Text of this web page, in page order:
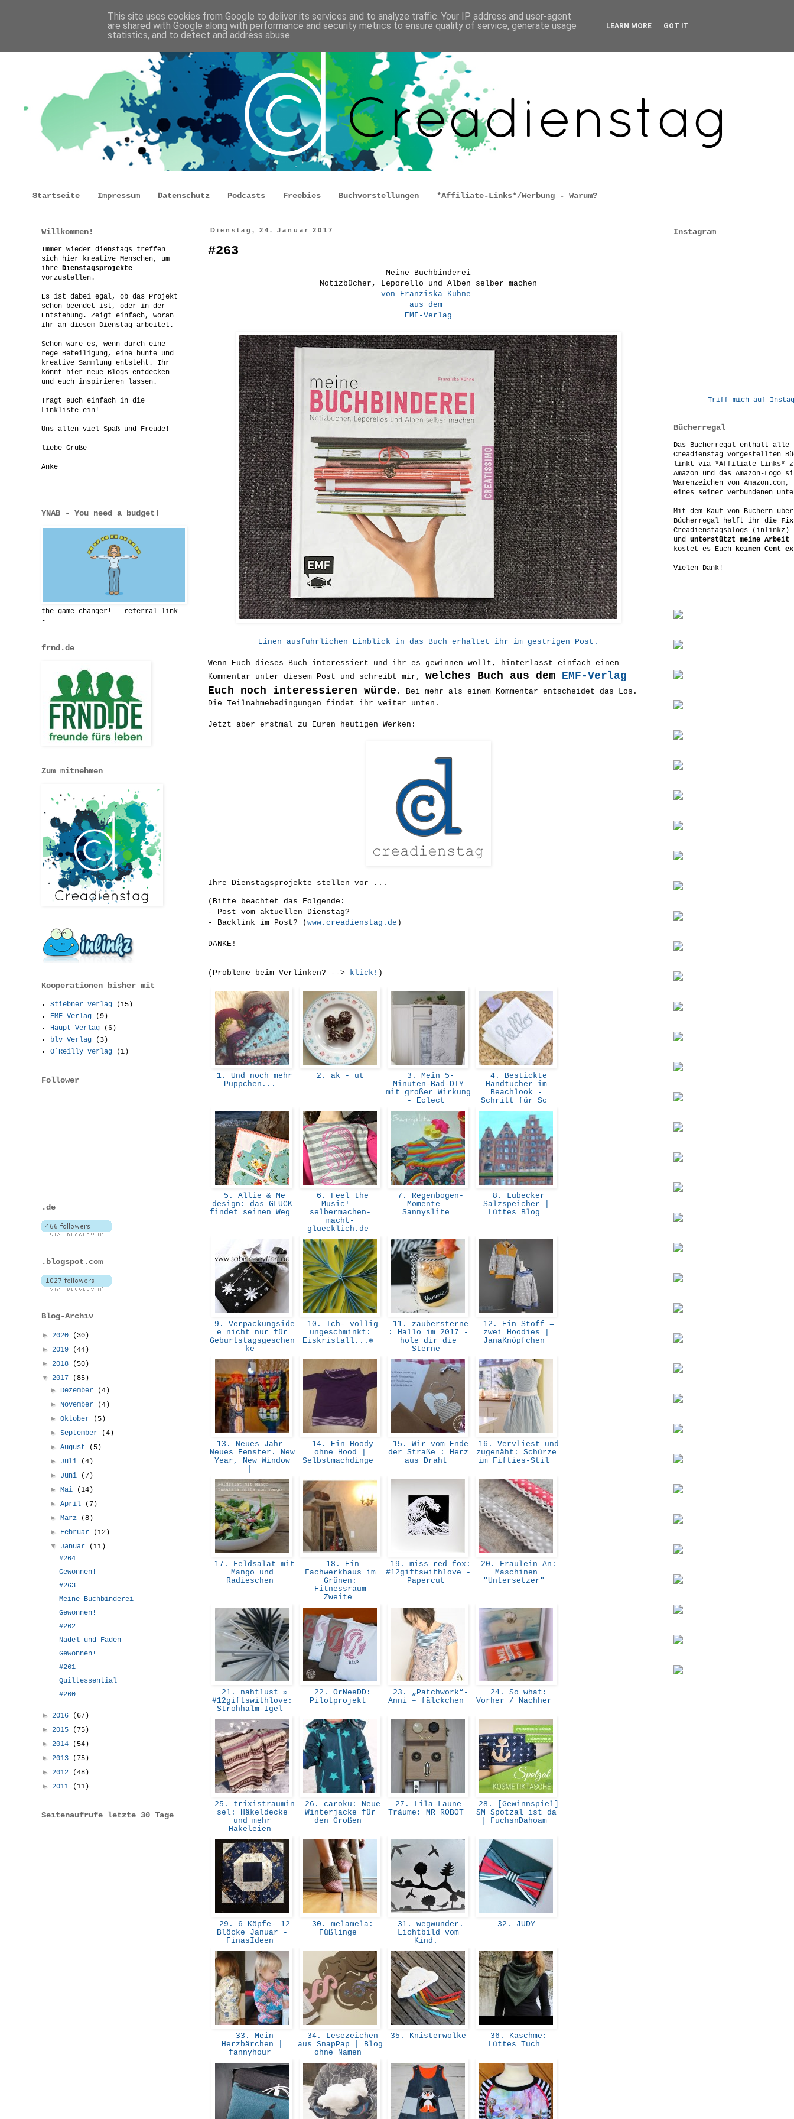
Startseite Impressum Datenschutz Podcasts Freebies Buchvorstellungen *Affiliate-Links*/Werbung - Warum?
Dienstag, 24. Januar 2017
#263
Meine Buchbinderei
Notizbücher, Leporello und Alben selber machen
von Franziska Kühne
aus dem
EMF-Verlag
Einen ausführlichen Einblick in das Buch erhaltet ihr im gestrigen Post.
Wenn Euch dieses Buch interessiert und ihr es gewinnen wollt, hinterlasst einfach einen
Kommentar unter diesem Post und schreibt mir, welches Buch aus dem EMF-Verlag
Euch noch interessieren würde . Bei mehr als einem Kommentar entscheidet das Los.
Die Teilnahmebedingungen findet ihr weiter unten.
Jetzt aber erstmal zu Euren heutigen Werken:
Ihre Dienstagsprojekte stellen vor ...
(Bitte beachtet das Folgende:
- Post vom aktuellen Dienstag?
- Backlink im Post? ( www.creadienstag.de )
DANKE!
(Probleme beim Verlinken? --> klick! )
1. Und noch mehr
Püppchen...
2. ak - ut
3. Mein 5-
Minuten-Bad-DIY
mit großer Wirkung
- Eclect
4. Bestickte
Handtücher im
Beachlook -
Schritt für Sc
5. Allie & Me
design: das GLÜCK
findet seinen Weg
6. Feel the
Music! –
selbermachen-
macht-
gluecklich.de
7. Regenbogen-
Momente –
Sannyslite
8. Lübecker
Salzspeicher |
Lüttes Blog
9. Verpackungside
e nicht nur für
Geburtstagsgeschen
ke
10. Ich- völlig
ungeschminkt:
Eiskristall...❅
11. zaubersterne
: Hallo im 2017 -
hole dir die
Sterne
12. Ein Stoff =
zwei Hoodies |
JanaKnöpfchen
13. Neues Jahr –
Neues Fenster. New
Year, New Window
14. Ein Hoody
ohne Hood |
Selbstmachdinge
15. Wir vom Ende
der Straße : Herz
aus Draht
16. Vervliest und
zugenäht: Schürze
im Fifties-Stil
17. Feldsalat mit
Mango und
Radieschen
18. Ein
Fachwerkhaus im
Grünen:
Fitnessraum
Zweite
19. miss red fox:
#12giftswithlove -
Papercut
20. Fräulein An:
Maschinen
"Untersetzer"
21. nahtlust »
#12giftswithlove:
Strohhalm-Igel
22. OrNeeDD:
Pilotprojekt
23. „Patchwork“-
Anni – fälckchen
24. So what:
Vorher / Nachher
25. trixistraumin
sel: Häkeldecke
und mehr
Häkeleien
26. caroku: Neue
Winterjacke für
den Großen
27. Lila-Laune-
Träume: MR ROBOT
28. [Gewinnspiel]
SM Spotzal ist da
| FuchsnDahoam
29. 6 Köpfe- 12
Blöcke Januar -
FinasIdeen
30. melamela:
Füßlinge
31. wegwunder.
Lichtbild vom
Kind.
32. JUDY
33. Mein
Herzbärchen |
fannyhour
34. Lesezeichen
aus SnapPap | Blog
ohne Namen
35. Knisterwolke
36. Kaschme:
Lüttes Tuch
Willkommen!
Immer wieder dienstags treffen
sich hier kreative Menschen, um
ihre Dienstagsprojekte
vorzustellen.
Es ist dabei egal, ob das Projekt
schon beendet ist, oder in der
Entstehung. Zeigt einfach, woran
ihr an diesem Dienstag arbeitet.
Schön wäre es, wenn durch eine
rege Beteiligung, eine bunte und
kreative Sammlung entsteht. Ihr
könnt hier neue Blogs entdecken
und euch inspirieren lassen.
Tragt euch einfach in die
Linkliste ein!
Uns allen viel Spaß und Freude!
liebe Grüße
Anke
YNAB - You need a budget!
the game-changer! - referral link
-
frnd.de
Zum mitnehmen
Kooperationen bisher mit
Stiebner Verlag
(15)
EMF Verlag
(9)
Haupt Verlag
(6)
blv Verlag
(3)
O´Reilly Verlag
(1)
Follower
.de
.blogspot.com
Blog-Archiv
► 2020
(30)
► 2019
(44)
► 2018
(50)
▼ 2017
(85)
► Dezember
(4)
► November
(4)
►Oktober
(5)
►September
(4)
►August
(5)
► Juli
(4)
► Juni
(7)
►Mai
(14)
►April
(7)
►März
(8)
► Februar
(12)
▼ Januar
(11)
#264
Gewonnen!
#263
Meine Buchbinderei
Gewonnen!
#262
Nadel und Faden
Gewonnen!
#261
Quiltessential
#260
► 2016
(67)
► 2015
(75)
► 2014
(54)
► 2013
(75)
► 2012
(48)
► 2011 (11)
Seitenaufrufe letzte 30 Tage
Instagram
Triff mich auf
Bücherregal
Das Bücherregal enthält alle
Creadienstag vorgestellten
linkt via *Affiliate-Links* zu
Amazon und das Amazon-Logo
Warenzeichen von
eines seiner verbundenen
Mit dem Kauf von Büchern
Bücherregal helft ihr die
Creadienstagsblogs (inlinkz)
und unterstützt meine Arbeit
kostet es Euch keinen Cent
Vielen Dank!
This site uses cookies from Google to deliver its services and to analyze traffic. Your IP address and user-agent
are shared with Google along with performance and security metrics to ensure quality of service, generate usage
statistics, and to detect and address abuse.
LEARN MORE GOT IT